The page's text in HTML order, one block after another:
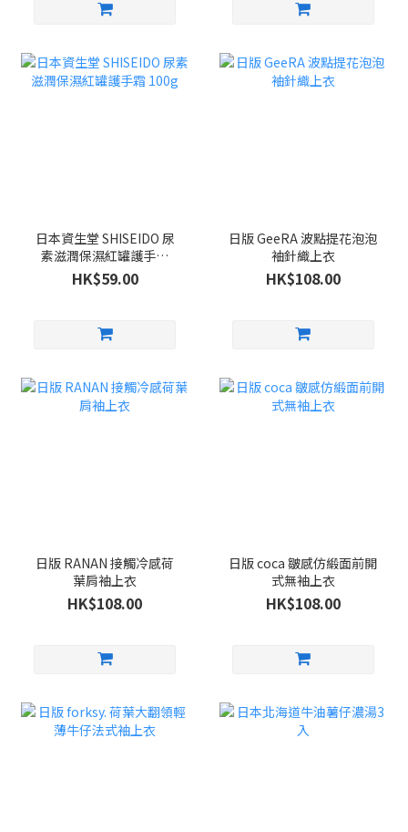
日本資生堂 SHISEIDO 尿
素滋潤保濕紅罐護手霜
100g
HK$59.00
日版 GeeRA 波點提花泡泡
袖針織上衣
HK$108.00
日版 RANAN 接觸冷感荷
葉肩袖上衣
HK$108.00
日版 coca 皺感仿緞面前開
式無袖上衣
HK$108.00